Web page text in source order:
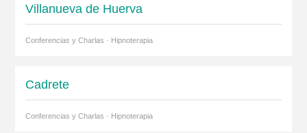
Villanueva de Huerva
Conferencias y Charlas · Hipnoterapia
Cadrete
Conferencias y Charlas · Hipnoterapia